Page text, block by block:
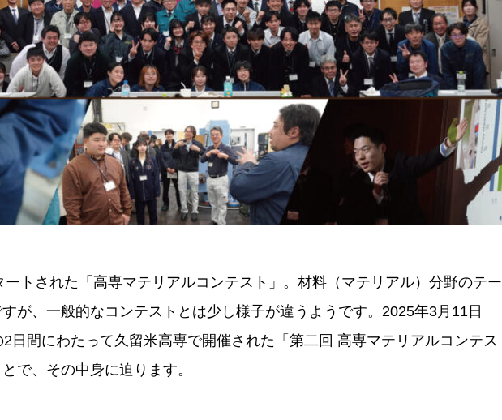
トされた「高専マテリアルコンテスト」。材料（マテリアル）分野のテー
が、一般的なコンテストとは少し様子が違うようです。2025年3月11日
2日間にわたって久留米高専で開催された「第二回 高専マテリアルコンテス
で、その中身に迫ります。